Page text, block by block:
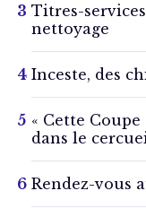
Titres-
nettoyage
Inceste, des
« Cette
dans le
Rendez-vous